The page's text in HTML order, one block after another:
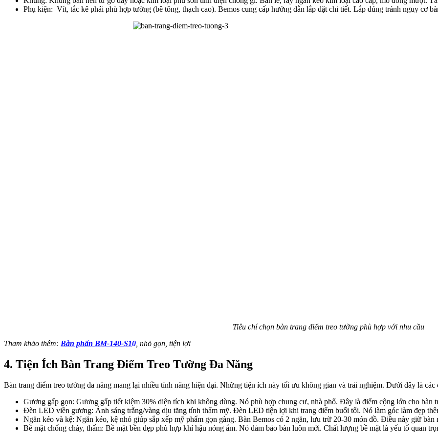
Phụ kiện: Vít, tắc kê phải phù hợp tường (bê tông, thạch cao). Bemos cung cấp hướng dẫn lắp đặt chi tiết. Lắp đúng tránh nguy cơ
Tiêu chí chọn bàn trang điểm treo tường phù hợp với nhu cầu
Tham khảo thêm: Bàn phấn BM-140-S10 , nhỏ gọn, tiện lợi
4. Tiện Ích Bàn Trang Điểm Treo Tường Đa Năng
Bàn trang điểm treo tường đa năng mang lại nhiều tính năng hiện đại. Những tiện ích này tối ưu không gian và trải nghiệm. Dưới đây là các
Gương gấp gọn: Gương gấp tiết kiệm 30% diện tích khi không dùng. Nó phù hợp chung cư, nhà phố. Đây là điểm cộng lớn cho bàn
Đèn LED viền gương: Ánh sáng trắng/vàng dịu tăng tính thẩm mỹ. Đèn LED tiện lợi khi trang điểm buổi tối. Nó làm góc làm đẹp
Ngăn kéo và kệ: Ngăn kéo, kệ nhỏ giúp sắp xếp mỹ phẩm gọn gàng. Bàn Bemos có 2 ngăn, lưu trữ 20-30 món đồ. Điều này giữ bàn
Bề mặt chống chày, thấm: Bề mặt bền đẹp phù hợp khí hậu nóng ẩm. Nó đảm bảo bàn luôn mới. Chất lượng bề mặt là yếu tố quan